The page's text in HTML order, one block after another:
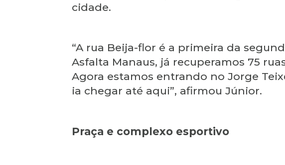
cidade.
“A rua Beija-flor é a primeira da
Asfalta Manaus, já recuperamos 75
Agora estamos entrando no Jorge
ia chegar até aqui”, afirmou Júnior.
Praça e complexo esportivo